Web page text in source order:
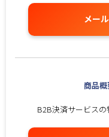
メー
商品
B2B決済サービスの